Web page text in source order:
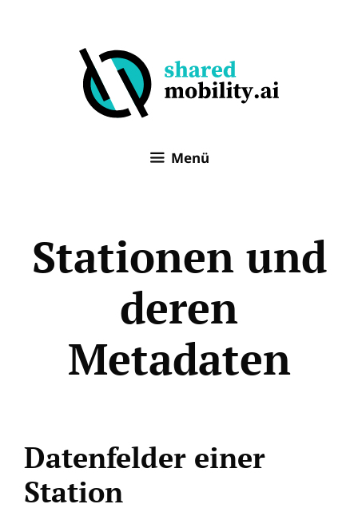
Menü
Stationen und
deren
Metadaten
Datenfelder einer
Station